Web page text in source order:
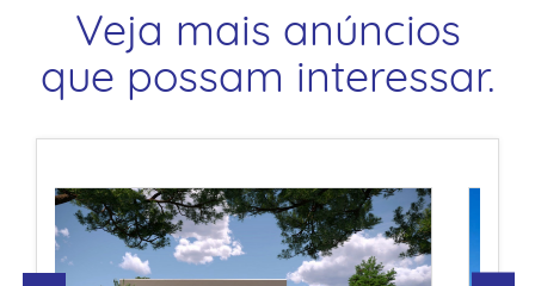
Veja mais anúncios
que possam interessar.